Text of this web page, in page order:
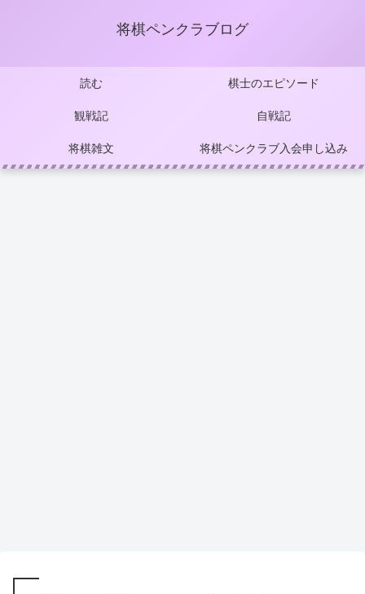
将棋ペンクラブログ
読む 棋士のエピソード
観戦記 自戦記
将棋雑文 将棋ペンクラブ入会申し込み